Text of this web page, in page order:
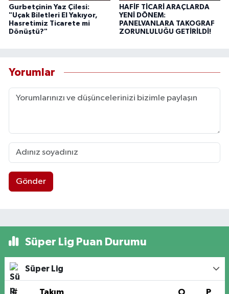
Gurbetçinin Yaz Çilesi:
"Uçak Biletleri El Yakıyor,
Hasretimiz Ticarete mi
Dönüştü?"
HAFİF TİCARİ ARAÇLARDA
YENİ DÖNEM:
PANELVANLARA TAKOGRAF
ZORUNLULUĞU GETİRİLDİ!
Yorumlar
Gönder
Süper Lig Puan Durumu
Süper Lig